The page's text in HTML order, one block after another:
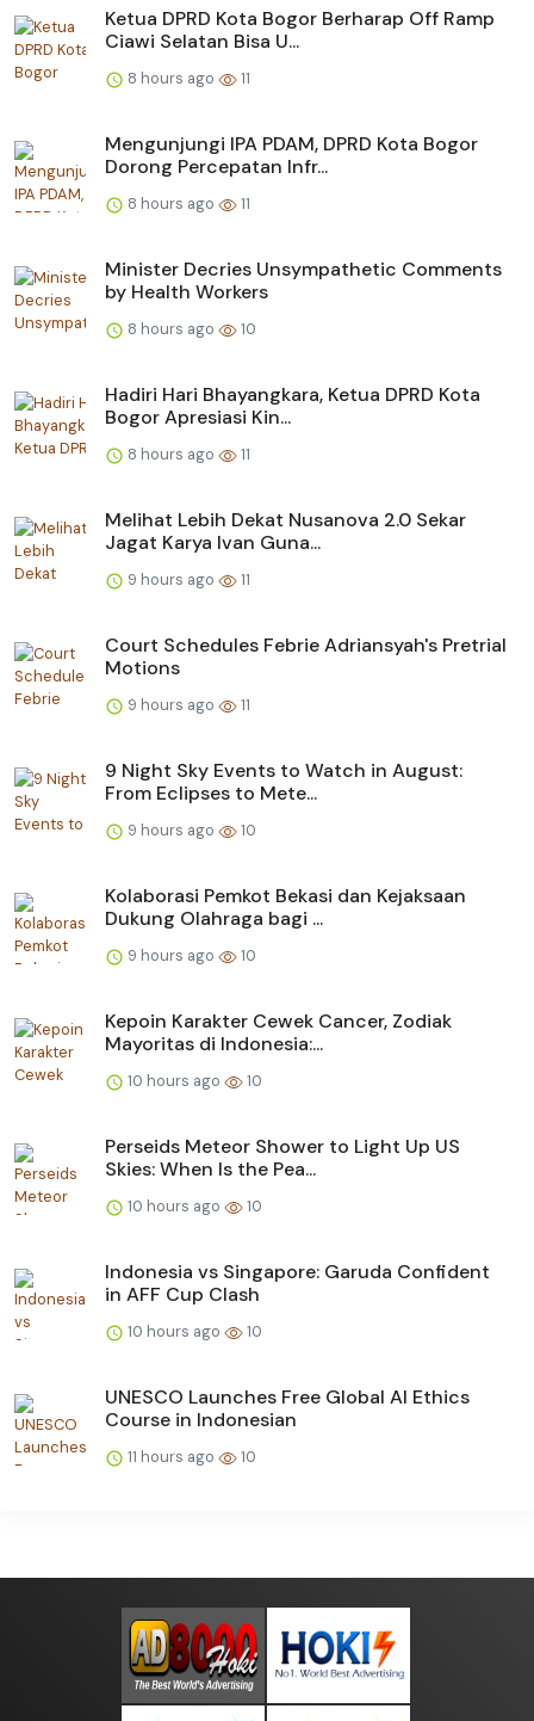
Ketua DPRD Kota Bogor Berharap Off Ramp
Ciawi Selatan Bisa U...
8 hours ago 11
Mengunjungi IPA PDAM, DPRD Kota Bogor
Dorong Percepatan Infr...
8 hours ago 11
Minister Decries Unsympathetic Comments
by Health Workers
8 hours ago 10
Hadiri Hari Bhayangkara, Ketua DPRD Kota
Bogor Apresiasi Kin...
8 hours ago 11
Melihat Lebih Dekat Nusanova 2.0 Sekar
Jagat Karya Ivan Guna...
9 hours ago 11
Court Schedules Febrie Adriansyah's Pretrial
Motions
9 hours ago 11
9 Night Sky Events to Watch in August:
From Eclipses to Mete...
9 hours ago 10
Kolaborasi Pemkot Bekasi dan Kejaksaan
Dukung Olahraga bagi ...
9 hours ago 10
Kepoin Karakter Cewek Cancer, Zodiak
Mayoritas di Indonesia:...
10 hours ago 10
Perseids Meteor Shower to Light Up US
Skies: When Is the Pea...
10 hours ago 10
Indonesia vs Singapore: Garuda Confident
in AFF Cup Clash
10 hours ago 10
UNESCO Launches Free Global AI Ethics
Course in Indonesian
11 hours ago 10